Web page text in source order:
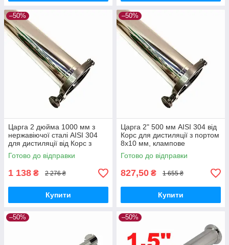
–50%
Царга 2 дюйма 1000 мм з
нержавіючої сталі AISI 304
для дистиляції від Корс з
гільзою під термометр
Готово до відправки
1 138 ₴ 2 276 ₴
Купити
–50%
Царга 2" 500 мм AISI 304 від
Корс для дистиляції з портом
8х10 мм, клампове
з'єднання, висока чистота
продукту
Готово до відправки
827,50 ₴ 1 655 ₴
Купити
–50% –50%